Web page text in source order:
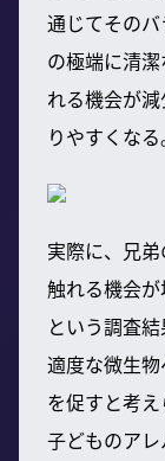
通じてその
の極端に清
れる機会が
りやすくなる
実際に、兄
触れる機会
という調査
適度な微生
を促すと考え
子どものア